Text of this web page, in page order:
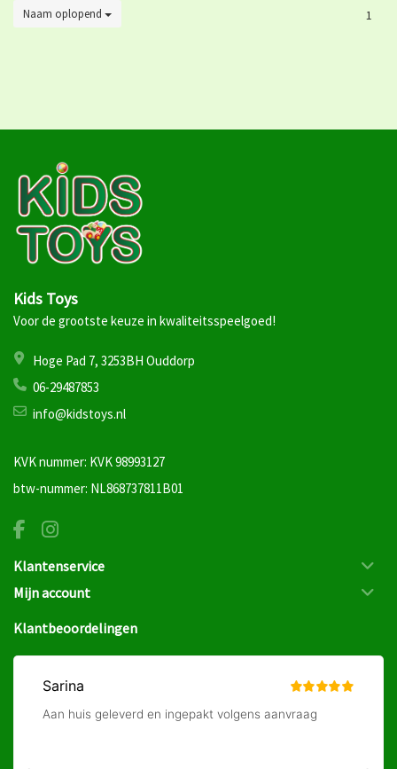
Naam oplopend 1
Kids Toys
Voor de grootste keuze in kwaliteitsspeelgoed!
Hoge Pad 7, 3253BH Ouddorp
06-29487853
info@kidstoys.nl
KVK nummer: KVK 98993127
btw-nummer: NL868737811B01
Klantenservice
Mijn account
Klantbeoordelingen